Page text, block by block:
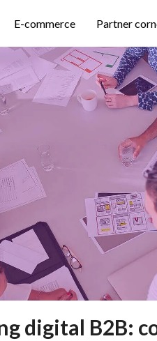
E-commerce Partner
digital B2B: